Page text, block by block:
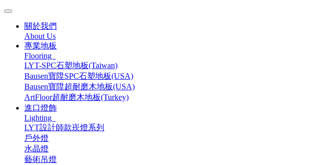
關於我們
About Us
專業地板
Flooring
LYT-SPC石塑地板(Taiwan)
Bausen寶陞SPC石塑地板(USA)
Bausen寶陞超耐磨木地板(USA)
ArtFloor超耐磨木地板(Turkey)
進口燈飾
Lighting
LYT設計師款崁燈系列
戶外燈
水晶燈
藝術吊燈